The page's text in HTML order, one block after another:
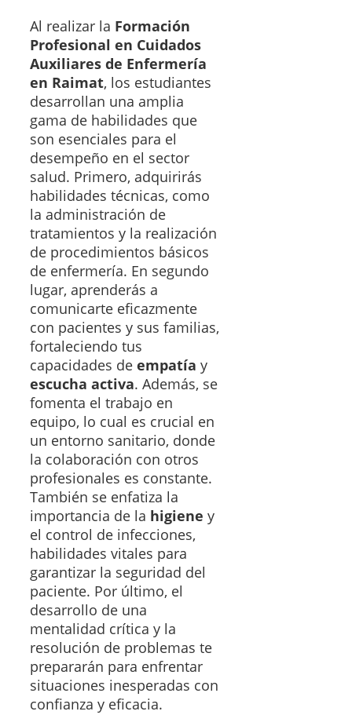
Al realizar la Formación
Profesional en Cuidados
Auxiliares de Enfermería
en Raimat, los estudiantes
desarrollan una amplia
gama de habilidades que
son esenciales para el
desempeño en el sector
salud. Primero, adquirirás
habilidades técnicas, como
la administración de
tratamientos y la realización
de procedimientos básicos
de enfermería. En segundo
lugar, aprenderás a
comunicarte eficazmente
con pacientes y sus familias,
fortaleciendo tus
capacidades de empatía y
escucha activa. Además, se
fomenta el trabajo en
equipo, lo cual es crucial en
un entorno sanitario, donde
la colaboración con otros
profesionales es constante.
También se enfatiza la
importancia de la higiene y
el control de infecciones,
habilidades vitales para
garantizar la seguridad del
paciente. Por último, el
desarrollo de una
mentalidad crítica y la
resolución de problemas te
prepararán para enfrentar
situaciones inesperadas con
confianza y eficacia.